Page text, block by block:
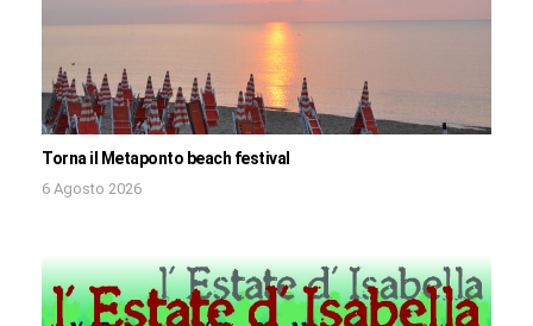
Torna il Metaponto beach festival
6 Agosto 2026